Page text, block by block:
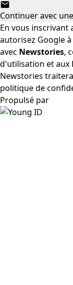
Continuer avec
En vous inscrivant
autorisez Google
avec Newstories,
d'utilisation et aux
Newstories
politique de
Propulsé par